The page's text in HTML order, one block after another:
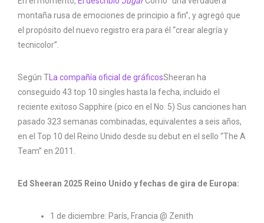
montaña rusa de emociones de principio a fin”, y agregó que
el propósito del nuevo registro era para él “crear alegría y
tecnicolor”.
Según TLa compañía oficial de gráficosSheeran ha
conseguido 43 top 10 singles hasta la fecha, incluido el
reciente exitoso Sapphire (pico en el No. 5) Sus canciones han
pasado 323 semanas combinadas, equivalentes a seis años,
en el Top 10 del Reino Unido desde su debut en el sello “The A
Team” en 2011.
Ed Sheeran 2025 Reino Unido y fechas de gira de Europa:
1 de diciembre: París, Francia @ Zenith